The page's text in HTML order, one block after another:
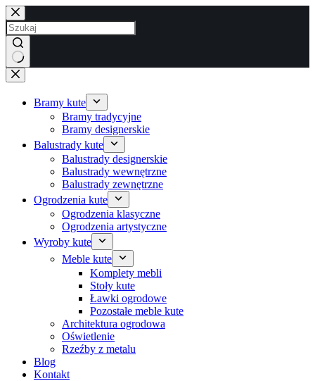
Przejdź
do
treści
Brak
wyników
Bramy kute
Bramy tradycyjne
Bramy designerskie
Balustrady kute
Balustrady designerskie
Balustrady wewnętrzne
Balustrady zewnętrzne
Ogrodzenia kute
Ogrodzenia klasyczne
Ogrodzenia artystyczne
Wyroby kute
Meble kute
Komplety mebli
Stoły kute
Ławki ogrodowe
Pozostałe meble kute
Architektura ogrodowa
Oświetlenie
Rzeźby z metalu
Blog
Kontakt